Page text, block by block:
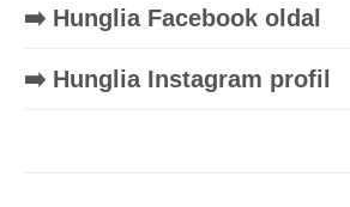
➡️ Hunglia Facebook oldal
➡️ Hunglia Instagram profil